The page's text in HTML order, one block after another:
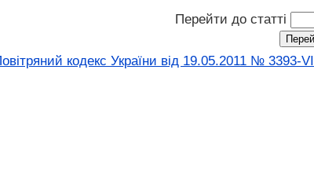
Перейти до статті
кодекс України від 19.05.2011 № 3393-VI